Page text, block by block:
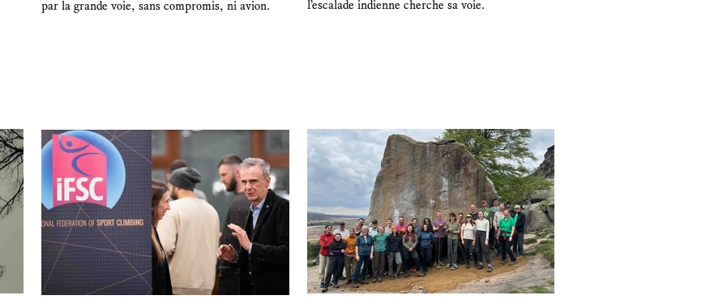
par la grande voie, sans compromis, ni avion.
l’escalade indienne cherche sa voie.